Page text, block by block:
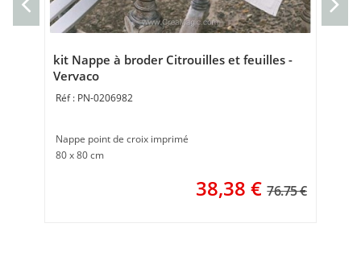
kit Nappe à broder Citrouilles et feuilles -
Vervaco
PN-0206982
Nappe point de croix imprimé
80 x 80 cm
38,38 € 76.75 €